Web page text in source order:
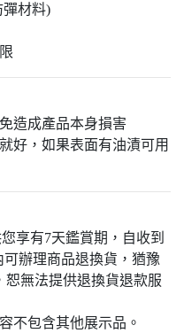
彈材料)
造成產品本身損害
好，如果表面有油漬可用
享有7天鑑賞期，自收到
辦理商品退換貨，猶豫
恕無法提供退換貨退款服
不包含其他展示品。